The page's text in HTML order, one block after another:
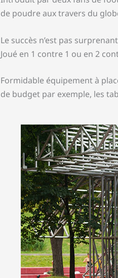
de poudre aux travers du
Le succès n’est pas
Joué en 1 contre 1 ou en 2
Formidable équipement à
de budget par exemple, les